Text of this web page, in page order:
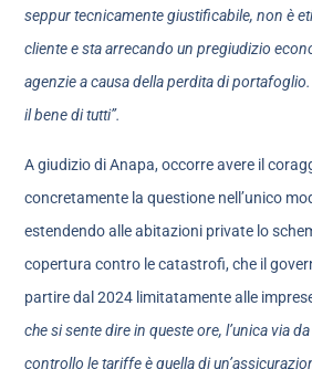
seppur tecnicamente giustificabile, non è
cliente e sta arrecando un pregiudizio
agenzie a causa della perdita di
il bene di tutti”.
A giudizio di Anapa, occorre avere il
concretamente la questione nell’unico
estendendo alle abitazioni private lo
copertura contro le catastrofi, che il
partire dal 2024 limitatamente alle
che si sente dire in queste ore, l’unica via
controllo le tariffe è quella di